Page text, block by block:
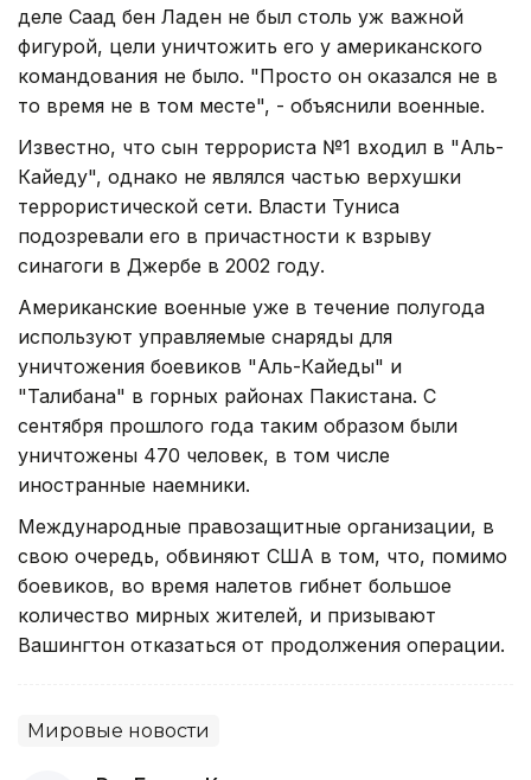
деле Саад бен Ладен не был столь уж важной
фигурой, цели уничтожить его у американского
командования не было. "Просто он оказался не в
то время не в том месте", - объяснили военные.
Известно, что сын террориста №1 входил в "Аль-
Кайеду", однако не являлся частью верхушки
террористической сети. Власти Туниса
подозревали его в причастности к взрыву
синагоги в Джербе в 2002 году.
Американские военные уже в течение полугода
используют управляемые снаряды для
уничтожения боевиков "Аль-Кайеды" и
"Талибана" в горных районах Пакистана. С
сентября прошлого года таким образом были
уничтожены 470 человек, в том числе
иностранные наемники.
Международные правозащитные организации, в
свою очередь, обвиняют США в том, что, помимо
боевиков, во время налетов гибнет большое
количество мирных жителей, и призывают
Вашингтон отказаться от продолжения операции.
Мировые новости